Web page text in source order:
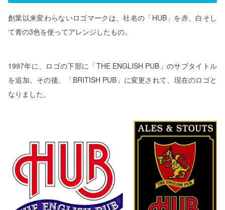
創業以来変わらないロゴマークは、社名の「HUB」を赤、白そし
て青の3色を使ってアレンジしたもの。
1997年に、ロゴの下部に「THE ENGLISH PUB」のサブタイトル
を追加。その後、「BRITISH PUB」に変更されて、現在のロゴと
なりました。